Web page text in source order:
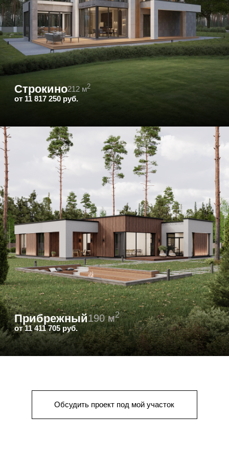
Ламполово 112 м² · Одноэтажный
— 2 детских, мастер-блок
— Видовая терраса
— Гараж
Тёплый контур за 4 мес.
Александрийский парк 143 м² · Двухэтажный
— 3 спальни, кабинет
— Панорамные окна 5 м
— Мастер-блок с санузлом
Тёплый контур за 4 мес.
11 300 000 ₽
Стеклянный ручей 203 м² · Одноэтажный
— Бассейн и сауна
— Просторная терраса
— Ландшафтный дизайн
Тёплый контур за 5 мес.
17 800 000 ₽